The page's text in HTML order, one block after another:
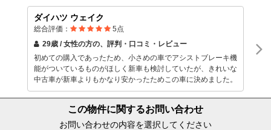
ダイハツ ウェイク
総合評価： 5 点
29歳 / 女性の方の、評判・口コミ・レビュー
初めての購入であったため、小さめの車でアシストブレーキ機
能がついているものがほしく新車も検討していたが、きれいな
中古車が新車よりもかなり安かったためこの車に決めました。
この物件に関するお問い合わせ
お問い合わせの内容を選択してください